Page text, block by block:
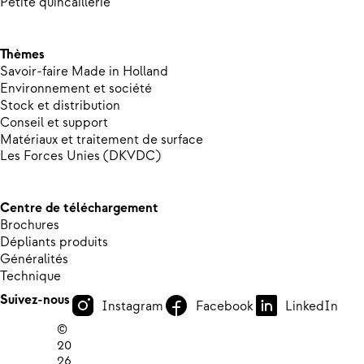
Thèmes
Savoir-faire Made in Holland
Environnement et société
Stock et distribution
Conseil et support
Matériaux et traitement de surface
Les Forces Unies (DKVDC)
Centre de téléchargement
Brochures
Dépliants produits
Généralités
Technique
Suivez-nous
Instagram Facebook
LinkedIn
©
20